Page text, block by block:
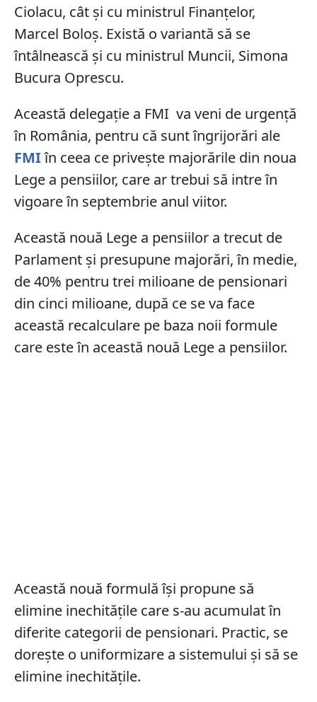
Ciolacu, cât și cu ministrul Finanțelor,
Marcel Boloș. Există o variantă să se
întâlnească și cu ministrul Muncii, Simona
Bucura Oprescu.
Această delegație a FMI va veni de urgență
în România, pentru că sunt îngrijorări ale
FMIîn ceea ce privește majorările din noua
Lege a pensiilor, care ar trebui să intre în
vigoare în septembrie anul viitor.
Această nouă Lege a pensiilor a trecut de
Parlament și presupune majorări, în medie,
de 40% pentru trei milioane de pensionari
din cinci milioane, după ce se va face
această recalculare pe baza noii formule
care este în această nouă Lege a pensiilor.
Această nouă formulă își propune să
elimine inechitățile care s-au acumulat în
diferite categorii de pensionari. Practic, se
dorește o uniformizare a sistemului și să se
elimine inechitățile.